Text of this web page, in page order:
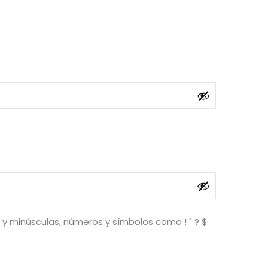
números y símbolos como ! " ? $